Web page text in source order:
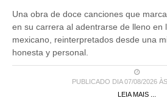
Una obra de doce canciones que
en su carrera al adentrarse de lleno en
mexicano, reinterpretados desde una
honesta y personal.
PUBLICADO DIA 07/08/2026
LEIA MAIS ...